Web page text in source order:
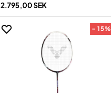
2.795,00 SEK
- 15%